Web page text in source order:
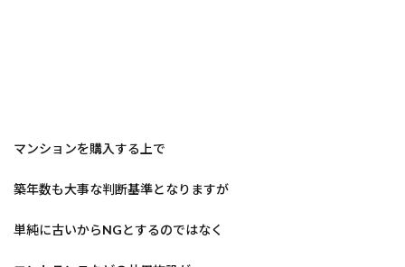
マンションを購入する上で
築年数も大事な判断基準となりますが
単純に古いからNGとするのではなく